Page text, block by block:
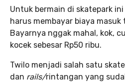
Untuk bermain di skatepark
harus membayar biaya
Bayarnya nggak mahal, kok,
kocek sebesar Rp50 ribu.
Twilo menjadi salah satu
dan rails/rintangan yang